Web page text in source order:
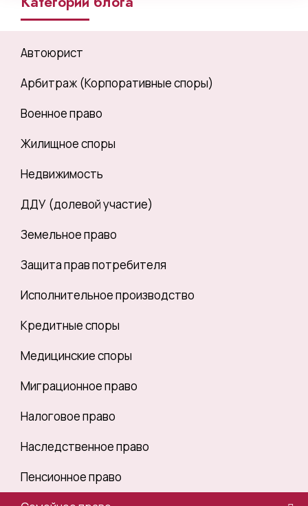
Автоюрист
Арбитраж (Корпоративные споры)
Военное право
Жилищное споры
Недвижимость
ДДУ (долевой участие)
Земельное право
Защита прав потребителя
Исполнительное производство
Кредитные споры
Медицинские споры
Миграционное право
Налоговое право
Наследственное право
Пенсионное право